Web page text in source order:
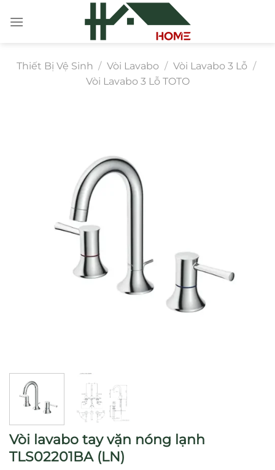
đến
Thiết Bị Vệ Sinh / Vòi Lavabo / Vòi Lavabo 3 Lỗ /
Vòi Lavabo 3 Lỗ TOTO
Vòi lavabo tay vặn nóng lạnh
TLS02201BA (LN)